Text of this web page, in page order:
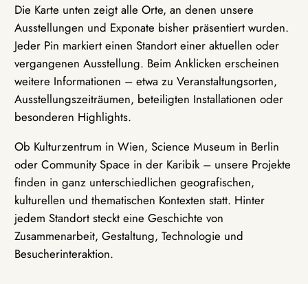
Die Karte unten zeigt alle Orte, an denen unsere
Ausstellungen und Exponate bisher präsentiert wurden.
Jeder Pin markiert einen Standort einer aktuellen oder
vergangenen Ausstellung. Beim Anklicken erscheinen
weitere Informationen – etwa zu Veranstaltungsorten,
Ausstellungszeiträumen, beteiligten Installationen oder
besonderen Highlights.
Ob Kulturzentrum in Wien, Science Museum in Berlin
oder Community Space in der Karibik – unsere Projekte
finden in ganz unterschiedlichen geografischen,
kulturellen und thematischen Kontexten statt. Hinter
jedem Standort steckt eine Geschichte von
Zusammenarbeit, Gestaltung, Technologie und
Besucherinteraktion.